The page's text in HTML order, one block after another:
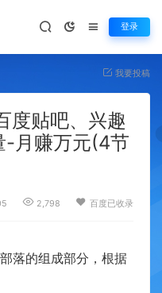
登录
我要投稿
度贴吧、兴趣
-月赚万元(4节
2,798 百度已收录
落的组成部分，根据